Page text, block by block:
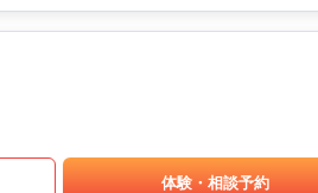
体験・相談予約